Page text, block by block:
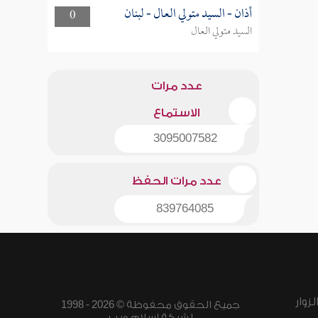
0
أذان - السيد متولي العال - لبنان
السيد متولي العال
عدد مرات
الاستماع
3095007582
عدد مرات الحفظ
839764085
جميع الحقوق محفوظة © 2026 - 1998